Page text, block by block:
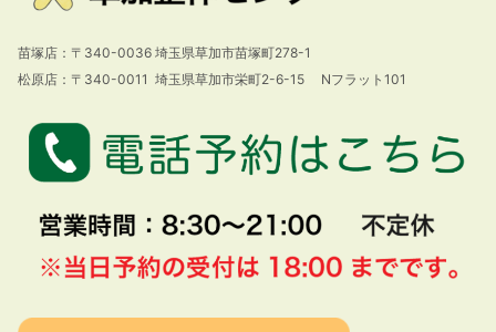
苗塚店：〒340-0036 埼玉県草加市苗塚町278-1
松原店：〒340-0011 埼玉県草加市栄町2-6-15 Nフラット101